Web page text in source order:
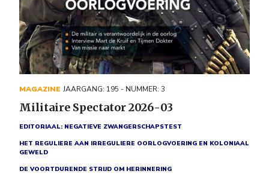
MAGAZINE JAARGANG: 195 - NUMMER: 3
Militaire Spectator 2026-03
EDITORIAAL: NEGATIEVE ZWANGERSCHAPSTEST
HET REGULIERE AAN IRREGULIERE OORLOGVOERING EN KOLONIAAL
GEWELD
DE VOORTDURENDE STRIJD OM HERINNERING